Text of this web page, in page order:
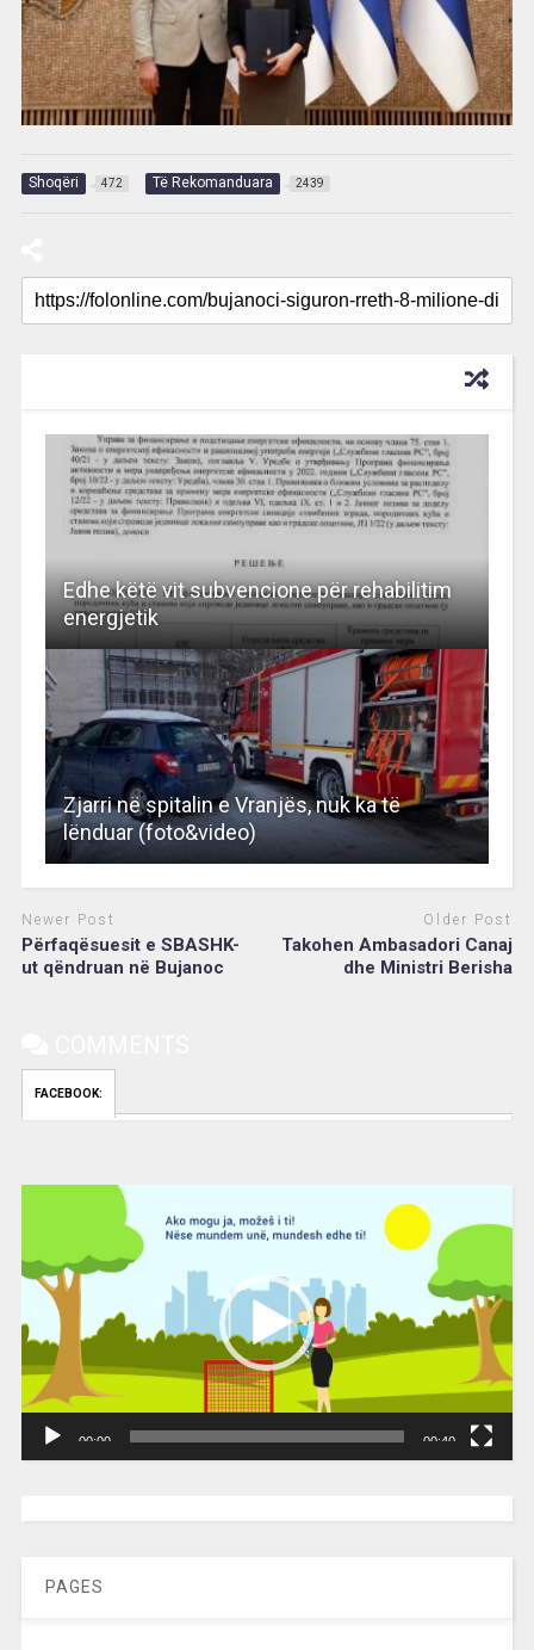
Shoqëri 472 Të Rekomanduara 2439
Edhe këtë vit subvencione për rehabilitim
energjetik
Zjarri në spitalin e Vranjës, nuk ka të
lënduar (foto&video)
Newer Post
Përfaqësuesit e SBASHK-
ut qëndruan në Bujanoc
Older Post
Takohen Ambasadori Canaj
dhe Ministri Berisha
FACEBOOK:
00:00 00:40
PAGES